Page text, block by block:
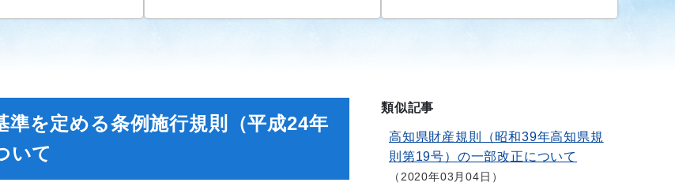
を定める条例施行規則（平成24年
いて
類似記事
高知県財産規則（昭和39年高知県規
則第19号）の一部改正について
2020年03月04日